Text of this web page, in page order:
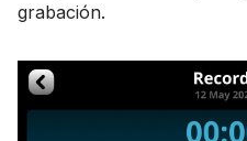
grabación.